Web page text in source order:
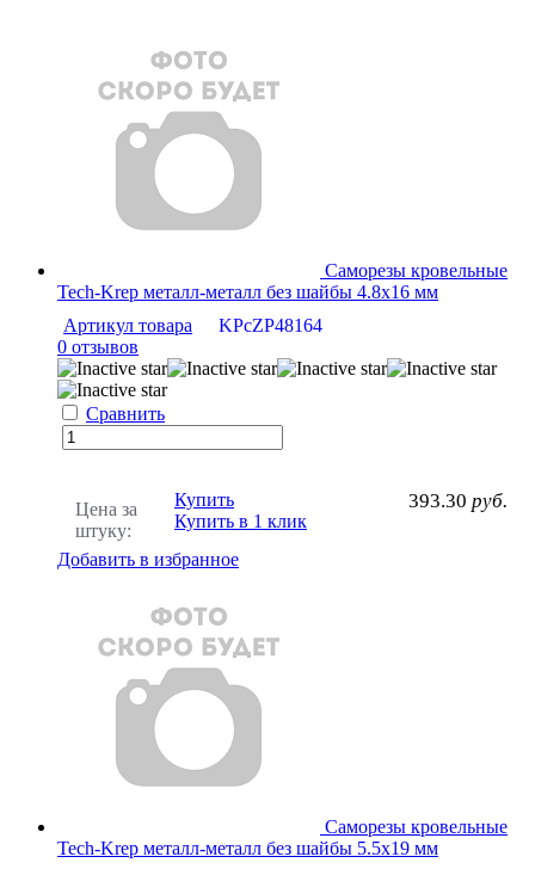
Саморезы кровельные
Tech-Krep металл-металл без шайбы 4.8х16 мм
Артикул товара
KPcZP48164
0 отзывов
Сравнить
Цена за
штуку:
393.30 руб.
Купить
Купить в 1 клик
Добавить в избранное
Саморезы кровельные
Tech-Krep металл-металл без шайбы 5.5х19 мм